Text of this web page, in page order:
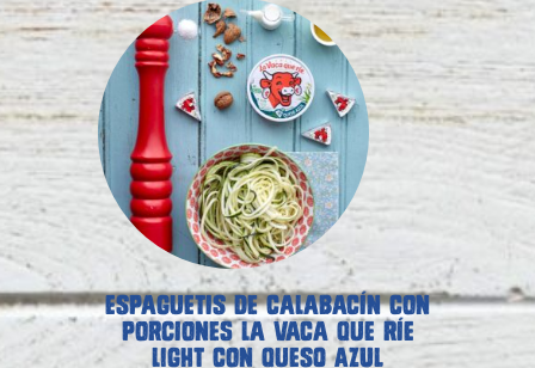
ESPAGUETIS DE CALABACÍN CON
PORCIONES LA VACA QUE RÍE
LIGHT CON QUESO AZUL